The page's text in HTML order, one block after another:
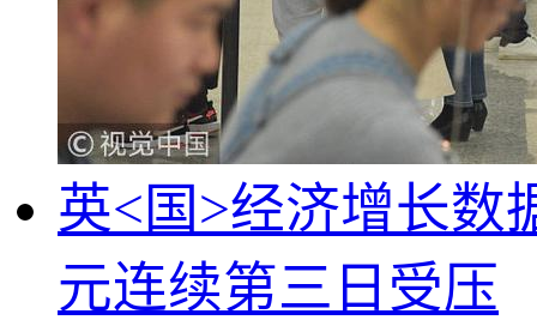
英<国>经济增长数
元连续第三日受压